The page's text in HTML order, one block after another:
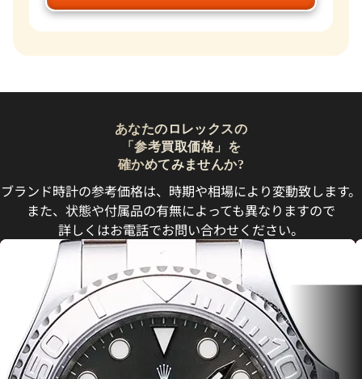
あなたのロレックスの
「参考買取価格」を
確かめてみませんか?
ブランド時計の参考価格は、時期や相場により変動致します。
また、状態や付属品の有無によっても異なりますので
詳しくはお電話でお問い合わせください。